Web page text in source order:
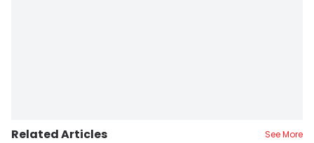
Related Articles See More